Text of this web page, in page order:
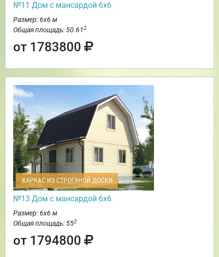
№11 Дом с мансардой 6х6
Размер: 6х6 м
Общая площадь: 50.612
от 1783800
КАРКАС ИЗ СТРОГАНОЙ ДОСКИ
№13 Дом с мансардой 6х6
Размер: 6х6 м
Общая площадь: 552
от 1794800